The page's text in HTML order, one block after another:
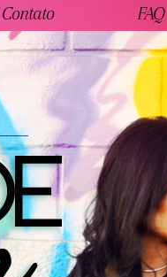
Contato FAQ